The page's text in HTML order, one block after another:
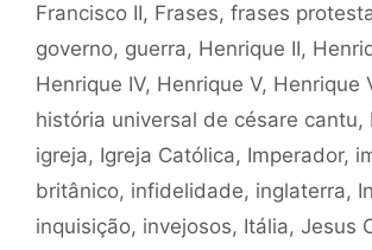
Francisco II, Frases, frases
governo, guerra, Henrique II,
Henrique IV, Henrique V, Henrique
história universal de césare cantu,
igreja, Igreja Católica, Imperador,
britânico, infidelidade, inglaterra,
inquisição, invejosos, Itália, Jesus